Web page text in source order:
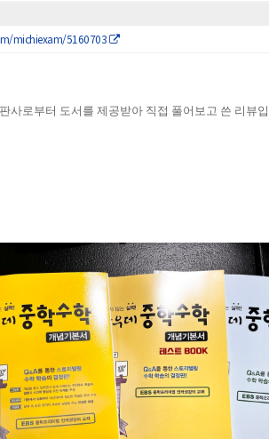
michiexam/5160703
사로부터 도서를 제공받아 직접 풀어보고 쓴 리뷰